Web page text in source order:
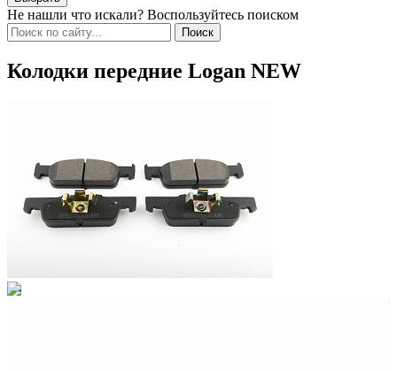
Не нашли что искали? Воспользуйтесь поиском
Колодки передние Logan NEW